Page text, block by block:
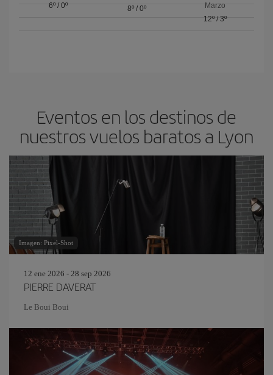
6º/ 0º
8º/ 0º
Marzo
12º/ 3º
Eventos en los destinos de
nuestros vuelos baratos a Lyon
Imagen: Pixel-Shot
12 ene 2026 - 28 sep 2026
PIERRE DAVERAT
Le Boui Boui